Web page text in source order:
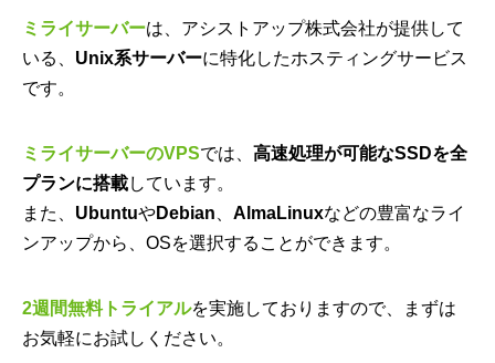
ミライサーバーは、アシストアップ株式会社が提供して
いる、 Unix系サーバーに特化したホスティングサービス
です。
ミライサーバーのVPSでは、 高速処理が可能なSSDを全
プランに搭載しています。
また、 UbuntuやDebian AlmaLinuxなどの豊富なライ
ンアップから、OSを選択することができます。
2週間無料トライアルを実施しておりますので、まずは
お気軽にお試しください。